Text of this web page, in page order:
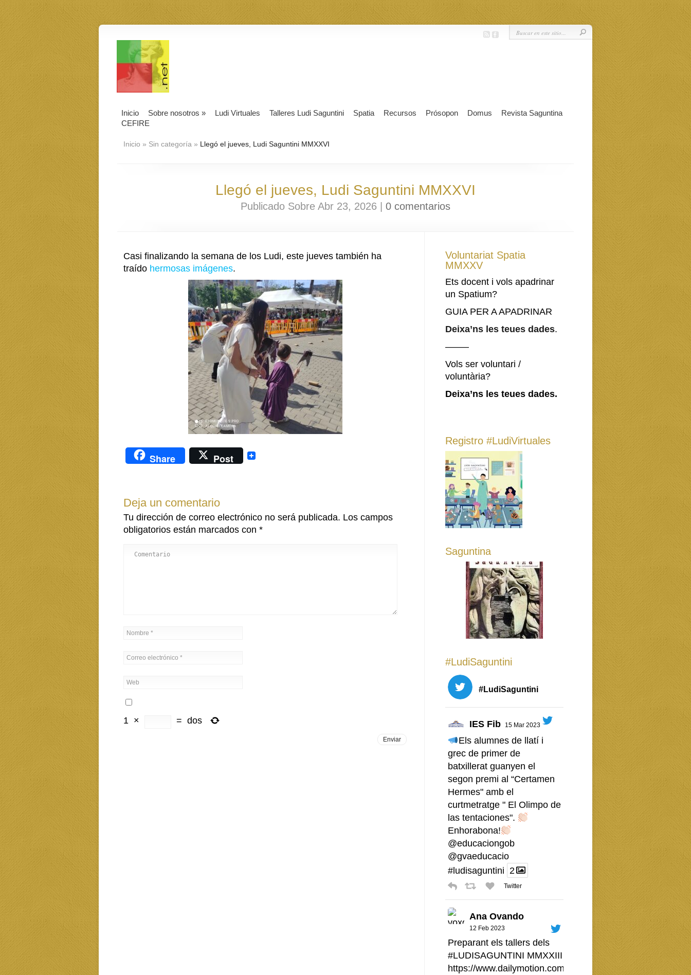
Inicio Sobre nosotros » Ludi Virtuales Talleres Ludi Saguntini Spatia Recursos Prósopon Domus
Revista Saguntina
CEFIRE
Inicio » Sin categoría » Llegó el jueves, Ludi Saguntini MMXXVI
Llegó el jueves, Ludi Saguntini MMXXVI
Publicado Sobre Abr 23, 2026 | 0 comentarios
Casi finalizando la semana de los Ludi, este jueves también ha
traído hermosas imágenes.
Share Post
Deja un comentario
Tu dirección de correo electrónico no será publicada. Los campos
obligatorios están marcados con *
1 × = dos
Voluntariat Spatia
MMXXV
Ets docent i vols apadrinar
un Spatium?
GUIA PER A APADRINAR
Deixa’ns les teues dades.
——–
Vols ser voluntari /
voluntària?
Deixa’ns les teues dades.
Registro #LudiVirtuales
Saguntina
#LudiSaguntini
#LudiSaguntini
IES Fib 15 Mar 2023
Els alumnes de llatí i
grec de primer de
batxillerat guanyen el
segon premi al “Certamen
Hermes" amb el
curtmetratge " El Olimpo de
las tentaciones".
Enhorabona!
@educaciongob
@gvaeducacio
#ludisaguntini 2
Twitter
Ana Ovando
12 Feb 2023
Preparant els tallers dels
#LUDISAGUNTINI MMXXIII -
https://www.dailymotion.com/video/x8i7tcn